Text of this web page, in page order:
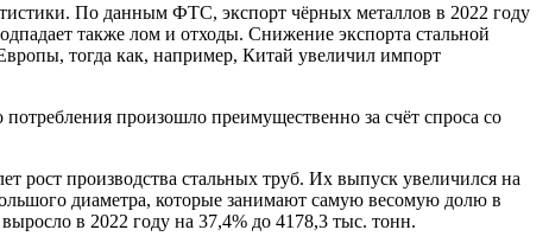
По данным ФТС, экспорт чёрных металлов в 2022 году
также лом и отходы. Снижение экспорта стальной
тогда как, например, Китай увеличил импорт
произошло преимущественно за счёт спроса со
рост производства стальных труб. Их выпуск увеличился на
диаметра, которые занимают самую весомую долю в
в 2022 году на 37,4% до 4178,3 тыс. тонн.